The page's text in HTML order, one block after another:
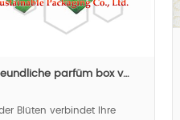
parfüm box v…
Blüten verbindet Ihre